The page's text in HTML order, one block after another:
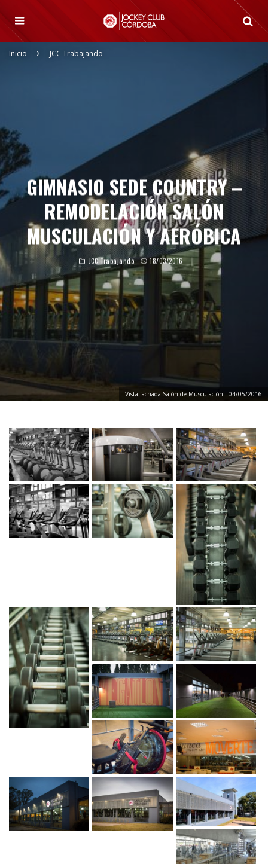
Inicio JCC Trabajando
Vista fachada Salón de Musculación - 04/05/2016
GIMNASIO SEDE COUNTRY –
REMODELACIÓN SALÓN
MUSCULACIÓN Y AERÓBICA
JCC Trabajando 18/03/2016